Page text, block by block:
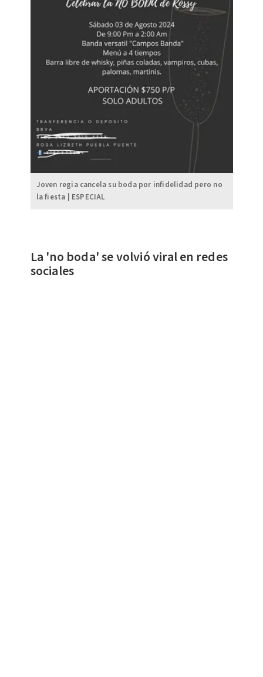
Joven regia cancela su boda por infidelidad pero no
la fiesta | ESPECIAL
La 'no boda' se volvió viral en redes
sociales